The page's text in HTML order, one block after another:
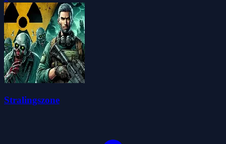
Stralingszone